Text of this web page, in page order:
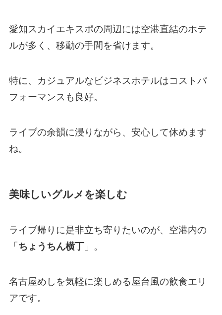
愛知スカイエキスポの周辺には空港直結のホテ
ルが多く、移動の手間を省けます。
特に、カジュアルなビジネスホテルはコストパ
フォーマンスも良好。
ライブの余韻に浸りながら、安心して休めます
ね。
美味しいグルメを楽しむ
ライブ帰りに是非立ち寄りたいのが、空港内の
「 ちょうちん横丁」。
名古屋めしを気軽に楽しめる屋台風の飲食エリ
アです。